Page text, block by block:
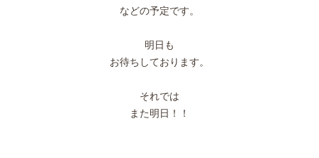
などの予定です。
明日も
お待ちしております。
それでは
また明日！！